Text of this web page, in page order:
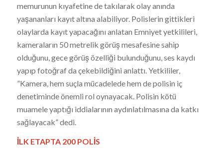
memurunun kıyafetine de takılarak olay anında
yaşananları kayıt altına alabiliyor. Polislerin gittikleri
olaylarda kayıt yapacağını anlatan Emniyet yetkilileri,
kameraların 50 metrelik görüş mesafesine sahip
olduğunu, gece görüş özelliği bulunduğunu, ses kaydı
yapıp fotoğraf da çekebildiğini anlattı. Yetkililer,
”Kamera, hem suçla mücadelede hem de polisin iç
denetiminde önemli rol oynayacak. Polisin kötü
muamele yaptığı iddialarının aydınlatılmasına da katkı
sağlayacak” dedi.
İLK ETAPTA 200 POLİS